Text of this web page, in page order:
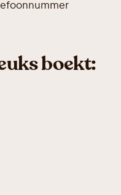
boekt: